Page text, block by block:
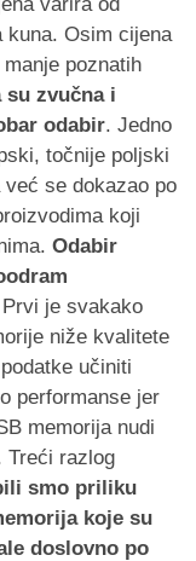
kuna. Osim cijena
poznatih
su zvučna i
odabir. Jedno
točnije poljski
se dokazao po
koji
Odabir
je svakako
niže kvalitete
učiniti
performanse jer
memorija nudi
Treći razlog
smo priliku
koje su
doslovno po